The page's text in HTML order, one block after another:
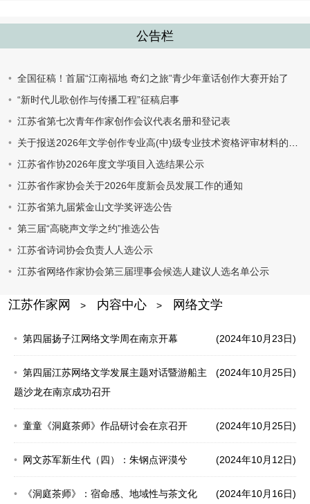
公告栏
全国征稿！首届“江南福地 奇幻之旅”青少年童话创作大赛开始了
“新时代儿歌创作与传播工程”征稿启事
江苏省第七次青年作家创作会议代表名册和登记表
关于报送2026年文学创作专业高(中)级专业技术资格评审材料的通知
江苏省作协2026年度文学项目入选结果公示
江苏省作家协会关于2026年度新会员发展工作的通知
江苏省第九届紫金山文学奖评选公告
第三届“高晓声文学之约”推选公告
江苏省诗词协会负责人人选公示
江苏省网络作家协会第三届理事会候选人建议人选名单公示
江苏作家网 > 内容中心 > 网络文学
(2024年10月23日)
第四届扬子江网络文学周在南京开幕
(2024年10月25日)
第四届江苏网络文学发展主题对话暨游船主
题沙龙在南京成功召开
(2024年10月25日)
童童《洞庭茶师》作品研讨会在京召开
(2024年10月12日)
网文苏军新生代（四）：朱钢点评漠兮
(2024年10月16日)
《洞庭茶师》：宿命感、地域性与茶文化